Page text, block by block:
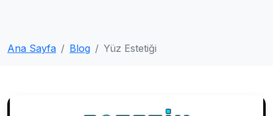
Ana Sayfa Blog Yüz Estetiği